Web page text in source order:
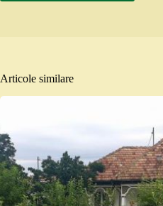
Articole similare